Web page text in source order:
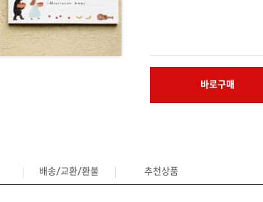
바로구매
배송/교환/환불 추천상품